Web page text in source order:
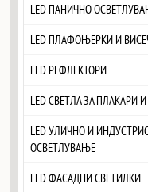
LED ПАНИЧНО
LED ПЛАФОЊЕРКИ И
LED РЕФЛЕКТОРИ
LED СВЕТЛА ЗА ПЛАКАРИ
LED УЛИЧНО И
ОСВЕТЛУВАЊЕ
LED ФАСАДНИ СВЕТИЛКИ